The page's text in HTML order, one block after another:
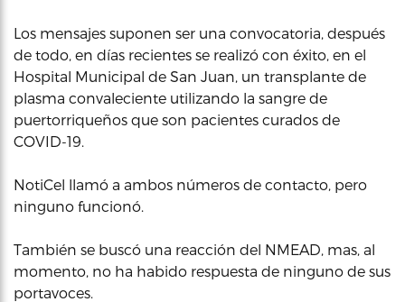
Los mensajes suponen ser una convocatoria, después
de todo, en días recientes se realizó con éxito, en el
Hospital Municipal de San Juan, un transplante de
plasma convaleciente utilizando la sangre de
puertorriqueños que son pacientes curados de
COVID-19.
NotiCel llamó a ambos números de contacto, pero
ninguno funcionó.
También se buscó una reacción del NMEAD, mas, al
momento, no ha habido respuesta de ninguno de sus
portavoces.